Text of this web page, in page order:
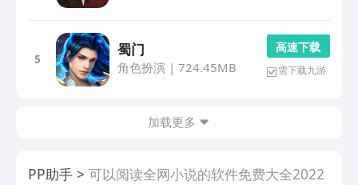
5
蜀门
角色扮演 | 724.45MB
高 速 下 载
需下载九游
加载更多
PP助手 可以阅读全网小说的软件免费大全2022